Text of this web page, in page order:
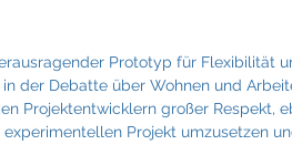
Prototyp für Flexibilität
der Debatte über Wohnen und
Projektentwicklern großer Respekt,
Projekt umzusetzen